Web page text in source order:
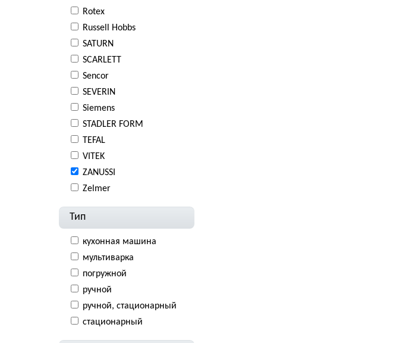
Rotex
Russell Hobbs
SATURN
SCARLETT
Sencor
SEVERIN
Siemens
STADLER FORM
TEFAL
VITEK
ZANUSSI
Zelmer
Тип
кухонная машина
мультиварка
погружной
ручной
ручной, стационарный
стационарный